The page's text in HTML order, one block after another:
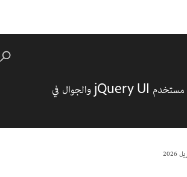
استخدام عناصر واجهة مستخدم jQuery UI والجوال في